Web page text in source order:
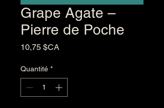
Grape Agate –
Pierre de Poche
10,75 $CA
Quantité *